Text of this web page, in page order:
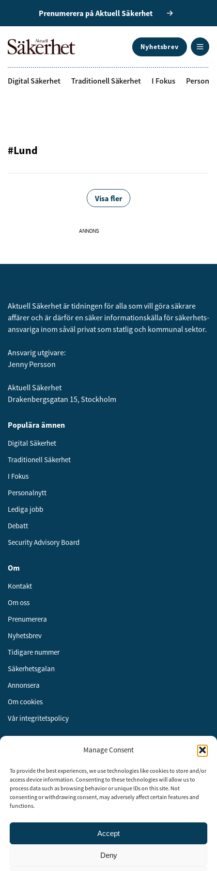
Manage Consent
To provide the best experiences, we use technologies like cookies to store and/or
access device information. Consenting to these technologies will allow us to
process data such as browsing behavior or unique IDs on this site. Not
consenting or withdrawing consent, may adversely affect certain features and
functions.
Accept
Deny
Prenumerera på Aktuell Säkerhet
Nyhetsbrev
Digital Säkerhet Traditionell Säkerhet I Fokus
#Lund
Visa fler
ANNONS
Aktuell Säkerhet är tidningen för alla som vill göra säkrare
affärer och är därför en säker informationskälla för säkerhets­
ansvariga inom såväl privat som statlig och kommunal sektor.
Ansvarig utgivare:
Jenny Persson
Aktuell Säkerhet
Drakenbergsgatan 15, Stockholm
Populära ämnen
Digital Säkerhet
Traditionell Säkerhet
I Fokus
Personalnytt
Lediga jobb
Debatt
Security Advisory Board
Om
Kontakt
Om oss
Prenumerera
Nyhetsbrev
Tidigare nummer
Säkerhetsgalan
Annonsera
Om cookies
Vår integritetspolicy
Instagram
LinkedIn
Säkerhet år 2003 för att stimulera, utveckla och informera om